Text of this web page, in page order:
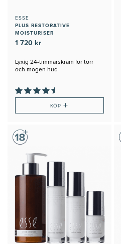
ESSE
PLUS RESTORATIVE
MOISTURISER
1 720 kr
Lyxig 24-timmarskräm för torr
och mogen hud
KÖP+